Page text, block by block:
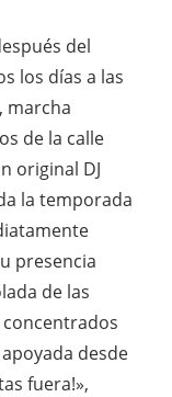
del
los días a las
marcha
de la calle
original DJ
la temporada
presencia
de las
desde
fuera!»,